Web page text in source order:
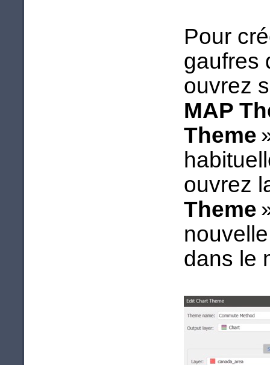
Pour
gaufres
ouvrez
MAP
Theme
ouvrez
Theme
dans le